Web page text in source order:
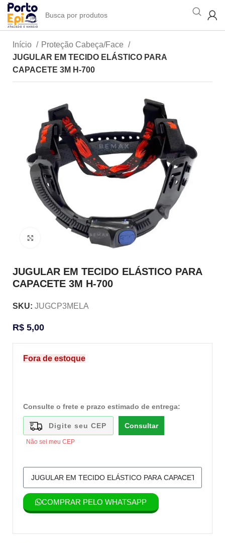
Início
Proteção Cabeça/Face
JUGULAR EM TECIDO ELÁSTICO PARA
CAPACETE 3M H-700
Clique para ampliar
JUGULAR EM TECIDO ELÁSTICO PARA
CAPACETE 3M H-700
SKU: JUGCP3MELA
R$ 5,00
Fora de estoque
Consulte o frete e prazo estimado de entrega:
Consultar
Não sei meu CEP
COMPRAR PELO WHATSAPP